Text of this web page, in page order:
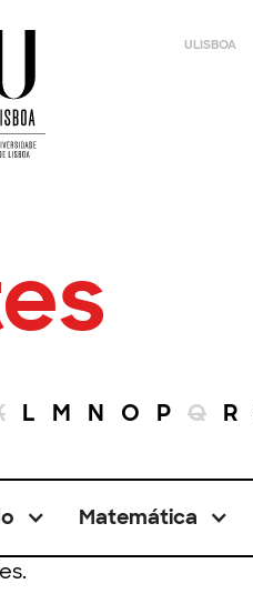
ULISBOA
L M N O P Q R
Matemática